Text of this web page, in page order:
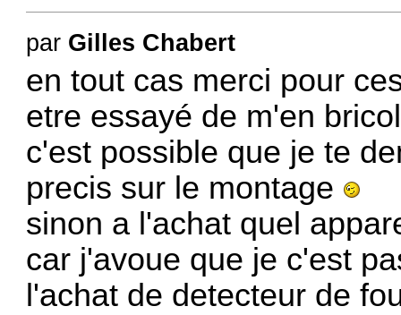
par Gilles Chabert
en tout cas merci pour
etre essayé de m'en
c'est possible que je te
precis sur le montage
sinon a l'achat quel
car j'avoue que je c'est
l'achat de detecteur de